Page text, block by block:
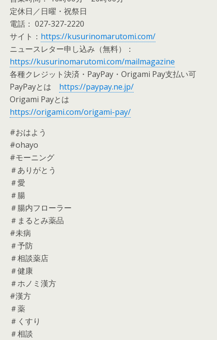
定休日／日曜・祝祭日
電話： 027-327-2220
サイト： https://kusurinomarutomi.com/
ニュースレター申し込み（無料）：
https://kusurinomarutomi.com/mailmagazine
各種クレジット決済・PayPay・Origami Pay支払い可
PayPayとは https://paypay.ne.jp/
Origami Payとは
https://origami.com/origami-pay/
#おはよう
#ohayo
#モーニング
＃ありがとう
＃愛
＃腸
＃腸内フローラー
＃まるとみ薬品
#未病
＃予防
＃相談薬店
＃健康
＃ホノミ漢方
#漢方
＃薬
＃くすり
＃相談